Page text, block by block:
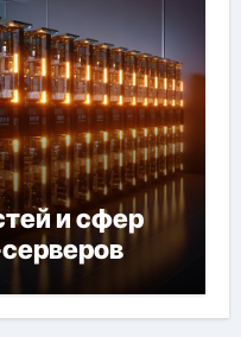
и сфер